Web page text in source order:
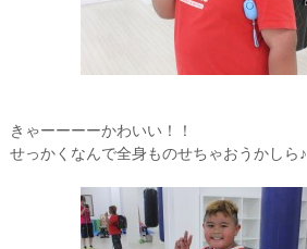
きゃーーーーかわいい！！
せっかくなんで全身ものせちゃおうかしら♪